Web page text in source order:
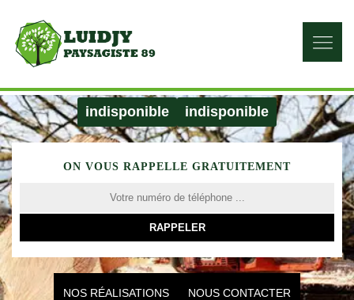
indisponible indisponible
ON VOUS RAPPELLE GRATUITEMENT
NOS RÉALISATIONS NOUS CONTACTER